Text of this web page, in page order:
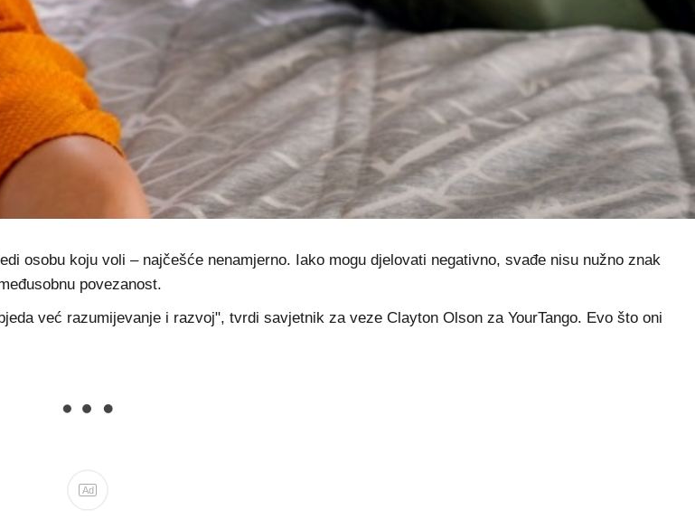
osobu koju voli – najčešće nenamjerno. Iako mogu djelovati negativno, svađe nisu nužno znak
povezanost.
već razumijevanje i razvoj", tvrdi savjetnik za veze Clayton Olson za YourTango. Evo što oni
Ad